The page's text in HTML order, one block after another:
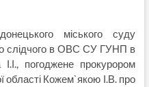
міського суду
слідчого в ОВС СУ ГУНП в
погоджене прокурором
області Кожем`якою І.В. про